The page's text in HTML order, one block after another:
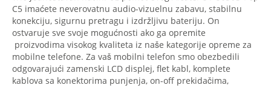
C5 imaćete neverovatnu audio-vizuelnu zabavu, stabilnu
konekciju, sigurnu pretragu i izdržljivu bateriju. On
ostvaruje sve svoje mogućnosti ako ga opremite
proizvodima visokog kvaliteta iz naše kategorije opreme za
mobilne telefone. Za vaš mobilni telefon smo obezbedili
odgovarajući zamenski LCD displej, flet kabl, komplete
kablova sa konektorima punjenja, on-off prekidačima,